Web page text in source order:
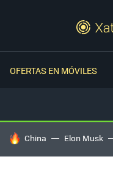
OFERTAS EN MÓVILES
HOY SE HABLA DE
China Elon Musk